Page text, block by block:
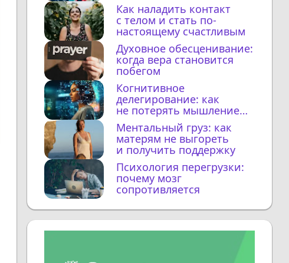
Как наладить контакт
с телом и стать по-
настоящему счастливым
Духовное обесценивание:
когда вера становится
побегом
Когнитивное
делегирование: как
не потерять мышление
с ИИ
Ментальный груз: как
матерям не выгореть
и получить поддержку
Психология перегрузки:
почему мозг
сопротивляется